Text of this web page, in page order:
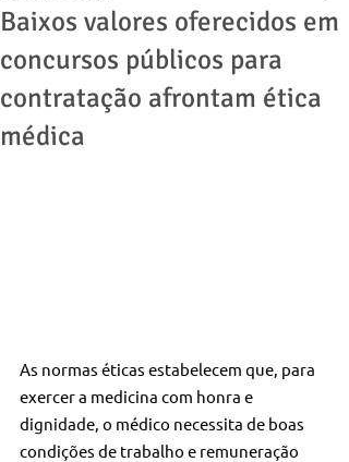
Baixos valores oferecidos em
concursos públicos para
contratação afrontam ética
médica
As normas éticas estabelecem que, para
exercer a medicina com honra e
dignidade, o médico necessita de boas
condições de trabalho e remuneração